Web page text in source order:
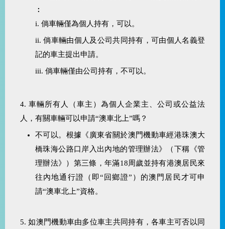
︰
i. 倘車輛僅為個人持有，可以。
ii. 倘車輛由個人及公司共同持有，可由個人名義登
記的車主提出申請。
iii. 倘車輛僅由公司持有，不可以。
4. 車輛所有人（車主）為個人企業主、公司或公益法
人，有關車輛可以申請“澳車北上”嗎？
不可以。根據《廣東省關於澳門機動車經港珠澳大
橋珠海公路口岸入出內地的管理辦法》（下稱《管
理辦法》）第三條，年滿18周歲並持有港澳居民來
往內地通行證（即“回鄉證”）的澳門居民才可申
請“澳車北上”資格。
5. 如澳門機動車由多位車主共同持有，各車主可否以同